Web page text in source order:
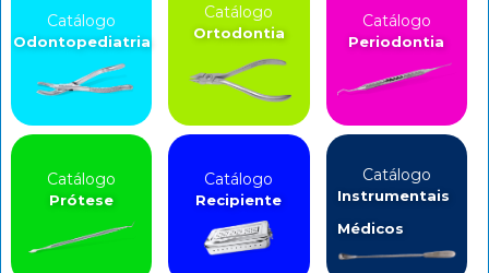
Catálogo
Odontopediatria
Catálogo
Ortodontia
Catálogo
Periodontia
Catálogo
Prótese
Catálogo
Recipiente
Catálogo
Instrumentais
Médicos